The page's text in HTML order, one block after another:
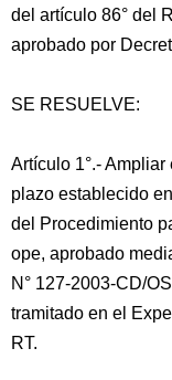
del artículo 86° del
aprobado por
SE RESUELVE:
Artículo 1°.-
plazo establecido
del Procedimiento
ope, aprobado
N° 127-2003-CD/
tramitado en el
RT.